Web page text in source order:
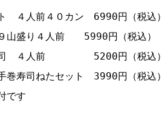
４人前４０カン 6990円（税込
山盛り４人前 5990円（税込）
司 ４人前 5200円（税込）
巻寿司ねたセット 3990円（税込）
です